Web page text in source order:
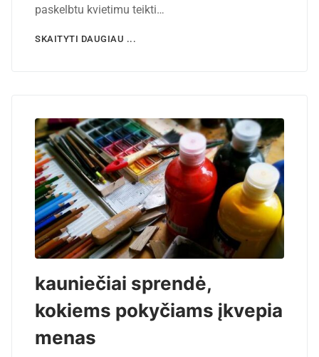
paskelbtu kvietimu teikti…
SKAITYTI DAUGIAU ...
kauniečiai sprendė,
kokiems pokyčiams įkvepia
menas